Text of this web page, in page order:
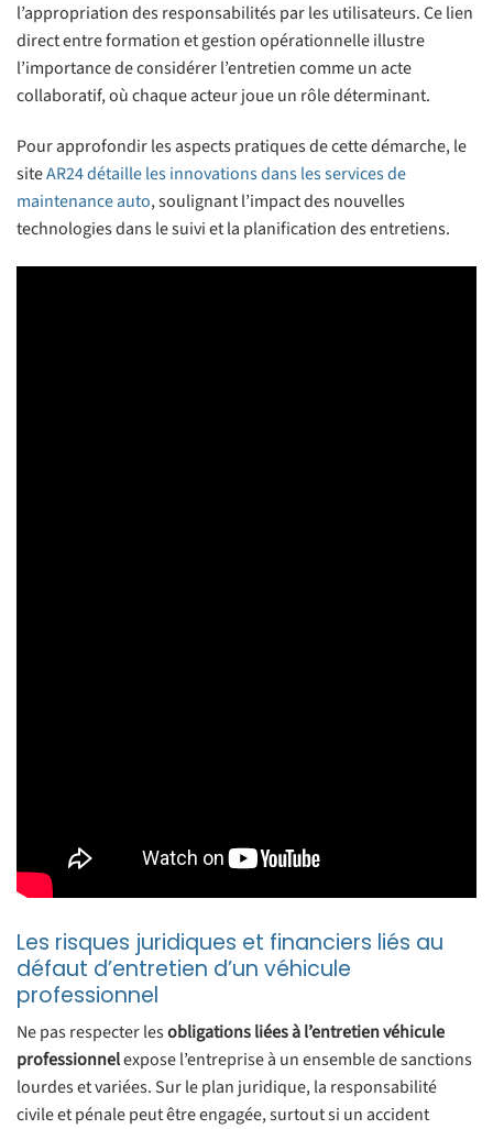
l’appropriation des responsabilités par les utilisateurs. Ce lien
direct entre formation et gestion opérationnelle illustre
l’importance de considérer l’entretien comme un acte
collaboratif, où chaque acteur joue un rôle déterminant.
Pour approfondir les aspects pratiques de cette démarche, le
siteAR24 détaille les innovations dans les services de
maintenance auto, soulignant l’impact des nouvelles
technologies dans le suivi et la planification des entretiens.
Les risques juridiques et financiers liés au
défaut d’entretien d’un véhicule
professionnel
Ne pas respecter lesobligations liées à l’entretien véhicule
professionnelexpose l’entreprise à un ensemble de sanctions
lourdes et variées. Sur le plan juridique, la responsabilité
civile et pénale peut être engagée, surtout si un accident